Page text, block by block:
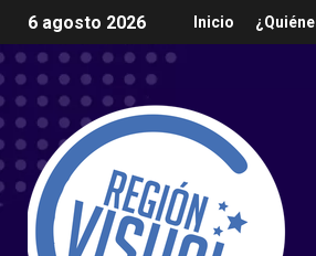
6 agosto 2026 Inicio